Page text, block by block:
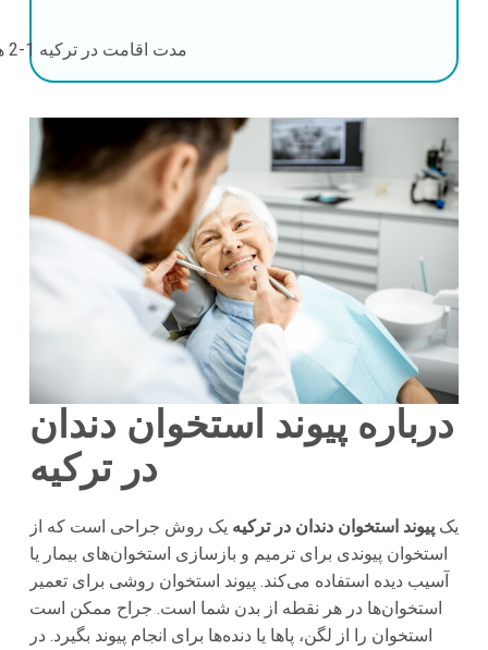
مدت اقامت در ترکیه 1-2 هفته
درباره پیوند استخوان دندان
در ترکیه
یکپیوند استخوان دندان در ترکیه یک روش جراحی است که از
استخوان پیوندی برای ترمیم و بازسازی استخوان‌های بیمار یا
آسیب دیده استفاده می‌کند. پیوند استخوان روشی برای تعمیر
استخوان‌ها در هر نقطه از بدن شما است. جراح ممکن است
استخوان را از لگن، پاها یا دنده‌ها برای انجام پیوند بگیرد. در